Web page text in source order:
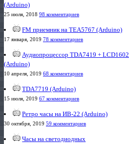
(Arduino)
25 июля, 2018 98 комментариев
FM приемник на TEA5767 (Arduino)
17 января, 2019 78 комментариев
Аудиопроцессор TDA7419 + LCD1602
(Arduino)
10 апреля, 2019 68 комментариев
TDA7719 (Arduino)
15 июля, 2019 67 комментариев
Ретро часы на ИВ-22 (Arduino)
30 октября, 2019 59 комментариев
Часы на светодиодных